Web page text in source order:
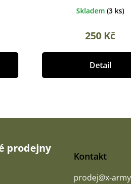
Skladem(3 ks)
250 Kč
Detail
prodejny
Kontakt
prodej@x-